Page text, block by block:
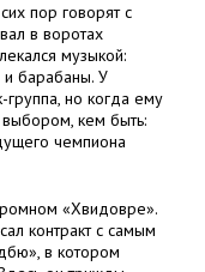
пор говорят с
в воротах
музыкой:
и барабаны. У
но когда ему
выбором, кем быть:
чемпиона
«Хвидовре».
контракт с самым
в котором